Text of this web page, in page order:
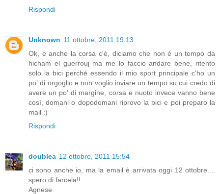
Rispondi
Unknown 11 ottobre, 2011 19:13
Ok, e anche la corsa c'è, diciamo che non è un tempo da
hicham el guerrouj ma me lo faccio andare bene, ritento
solo la bici perché essendo il mio sport principale c'ho un
po' di orgoglio e non voglio inviare un tempo su cui credo di
avere un po' di margine, corsa e nuoto invece vanno bene
così, domani o dopodomani riprovo la bici e poi preparo la
mail :)
Rispondi
doublea 12 ottobre, 2011 15:54
ci sono anche io, ma la email è arrivata oggi 12 ottobre....
spero di farcela!!
Agnese